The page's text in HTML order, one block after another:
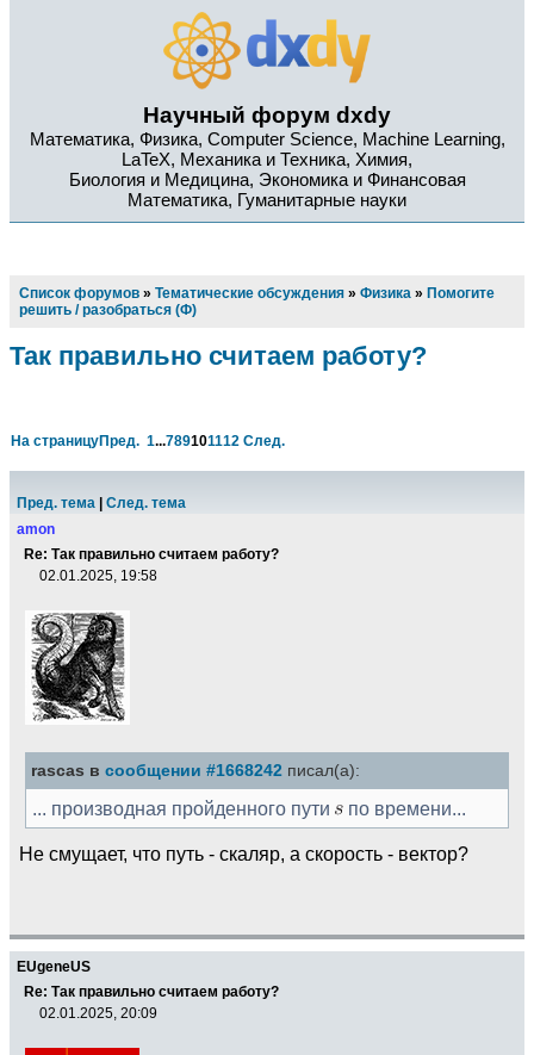
Научный форум dxdy
Математика, Физика, Computer Science, Machine Learning,
LaTeX, Механика и Техника, Химия,
Биология и Медицина, Экономика и Финансовая
Математика, Гуманитарные науки
Список форумов » Тематические обсуждения » Физика » Помогите
решить / разобраться (Ф)
Так правильно считаем работу?
На страницуПред. 1...789101112 След.
Пред. тема
След. тема
amon
Re: Так правильно считаем работу?
02.01.2025, 19:58
rascas в сообщении #1668242 писал(а):
... производная пройденного пути по времени...
Не смущает, что путь - скаляр, а скорость - вектор?
EUgeneUS
Re: Так правильно считаем работу?
02.01.2025, 20:09